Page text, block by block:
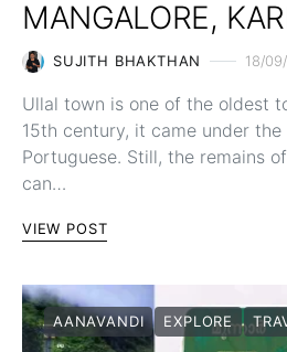
MANGALORE,
SUJITH BHAKTHAN 18/
Ullal town is one of the oldest
15th century, it came under
Portuguese. Still, the remains
can…
VIEW POST
AANAVANDI EXPLORE